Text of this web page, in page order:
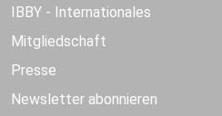
IBBY - Internationales
Mitgliedschaft
Presse
Newsletter abonnieren